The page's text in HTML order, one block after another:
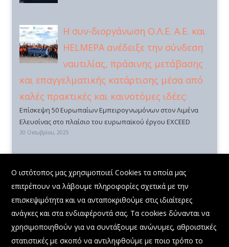
Η συν-διοργάνωση Ο.Λ.Ε. Α.Ε. και
HELMEPA ανέδειξε την σύνδεση
ναυτιλίας, πράσινης μετάβασης
και επαγγελματικής κατάρτισης μέσα από
καλές πρακτικές και καινοτόμες ιδέες:
Επίσκεψη 50 Ευρωπαίων Εμπειρογνωμόνων στον Λιμένα
Ελευσίνας στο πλαίσιο του ευρωπαϊκού έργου EXCEED
30 Οκτωβρίου, 2025
στην εκδήλωση: «Η Δύναμη της Θάλασσας:
Προοπτικές και Ευκαιρίες για το Μέλλον»
22 Σεπτεμβρίου, 2025
Ο ιστότοπος μας χρησιμοποιεί Cookies τα οποία μας
επιτρέπουν να λάβουμε πληροφορίες σχετικά με την
επισκεψιμότητα και να ανταποκριθούμε στις ιδιαίτερες
ανάγκες και στα ενδιαφέροντά σας. Τα cookies δύνανται να
χρησιμοποιηθούν για να συντάξουμε ανώνυμες, αθροιστικές
στατιστικές με σκοπό να αντιληφθούμε με ποιο τρόπο το